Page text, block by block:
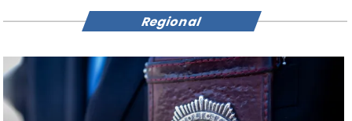
Regional